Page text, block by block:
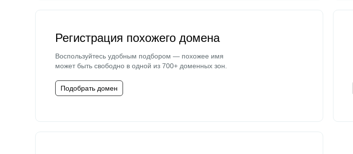
Регистрация похожего домена
Воспользуйтесь удобным подбором — похожее имя
может быть свободно в одной из 700+ доменных зон.
Подобрать домен